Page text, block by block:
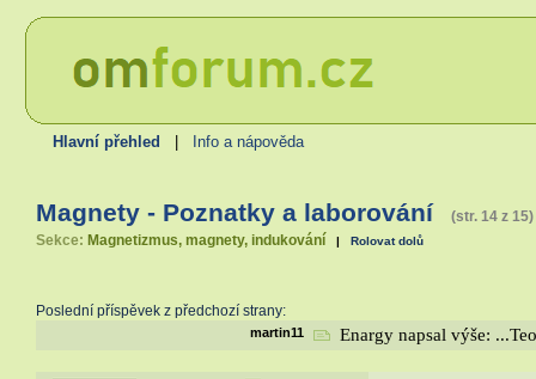
Hlavní přehled Info a nápověda
Magnety - Poznatky a laborování (str. 14 z 15)
Sekce: Magnetizmus, magnety, indukování | Rolovat dolů
Poslední příspěvek z předchozí strany:
martin11 Enargy napsal výše: